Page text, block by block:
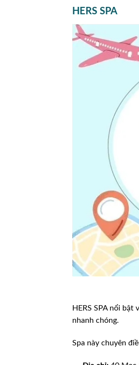
HERS SPA
HERS SPA nổi
nhanh chóng.
Spa này chuyên